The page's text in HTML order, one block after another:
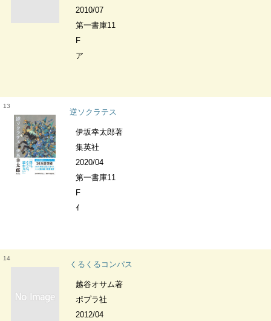
2010/07
第一書庫11
F
ア
13
逆ソクラテス
伊坂幸太郎著
集英社
2020/04
第一書庫11
F
ｲ
14
くるくるコンパス
越谷オサム著
ポプラ社
2012/04